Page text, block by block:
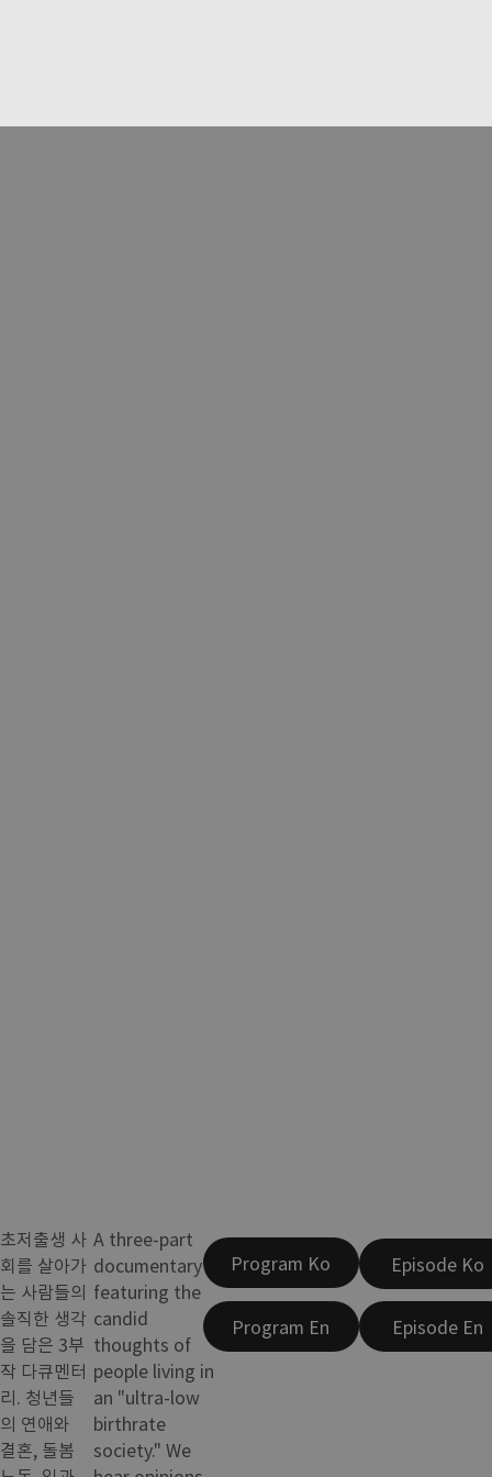
초저출생 사
회를 살아가
는 사람들의
솔직한 생각
을 담은 3부
작 다큐멘터
리. 청년들
의 연애와
결혼, 돌봄
A three-part
documentary
featuring the
candid
thoughts of
people living in
an "ultra-low
birthrate
society." We
Program Ko
Program En
Episode Ko
Episode En